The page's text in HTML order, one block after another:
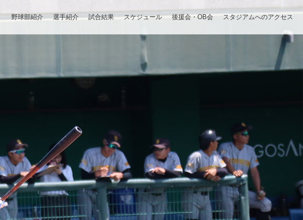
野球部紹介 選手紹介 試合結果 スケジュール 後援会・OB会 スタジアムへのアクセス